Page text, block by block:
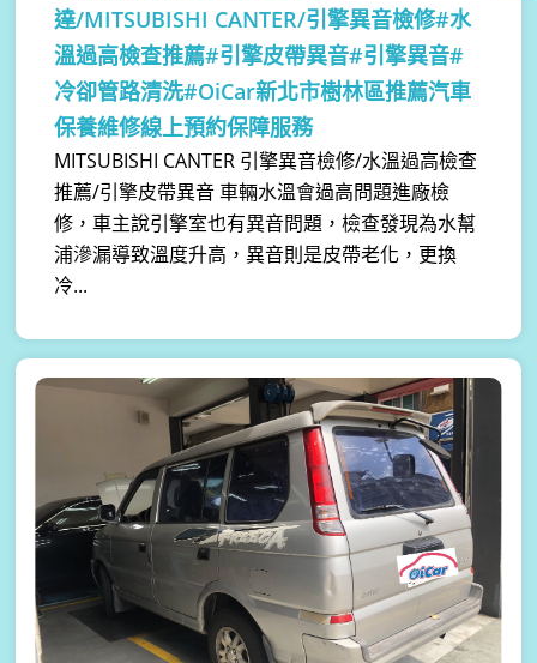
達/MITSUBISHI CANTER/引擎異音檢修#水
溫過高檢查推薦#引擎皮帶異音#引擎異音#
冷卻管路清洗#OiCar新北市樹林區推薦汽車
保養維修線上預約保障服務
MITSUBISHI CANTER 引擎異音檢修/水溫過高檢查
推薦/引擎皮帶異音 車輛水溫會過高問題進廠檢
修，車主說引擎室也有異音問題，檢查發現為水幫
浦滲漏導致溫度升高，異音則是皮帶老化，更換
冷...